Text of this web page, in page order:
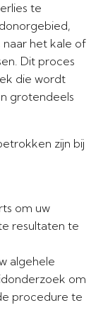
te
het kale of
Dit proces
die wordt
grotendeels
zijn bij
om uw
resultaten te
algehele
om
procedure te